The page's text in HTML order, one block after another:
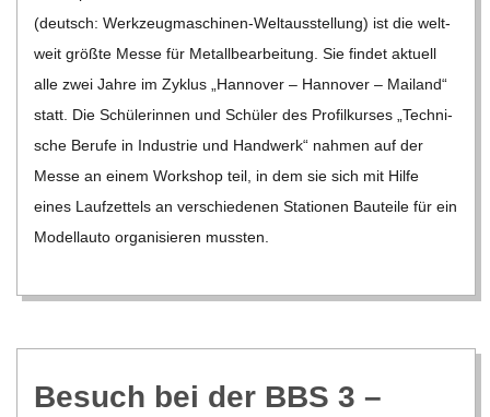
(deutsch: Wer­k­­zeu­g­­ma­­schi­­nen-Wel­t­aus­s­tel­­lung) ist die welt­
weit größte Messe für Metall­be­ar­bei­tung. Sie fin­det aktu­ell
alle zwei Jahre im Zyklus „Han­no­ver – Han­no­ver – Mai­land“
statt. Die Schü­le­rin­nen und Schü­ler des Pro­fil­kur­ses „Tech­ni­
sche Berufe in Indus­trie und Hand­werk“ nah­men auf der
Messe an einem Work­shop teil, in dem sie sich mit Hilfe
eines Lauf­zet­tels an ver­schie­de­nen Sta­tio­nen Bau­teile für ein
Modell­auto orga­ni­sie­ren muss­ten.
Besuch bei der BBS 3 –